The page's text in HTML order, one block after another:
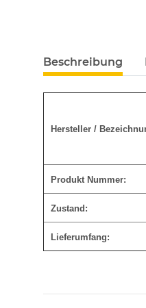
Beschreibung
Hersteller /
Produkt Nummer:
Zustand:
Lieferumfang: